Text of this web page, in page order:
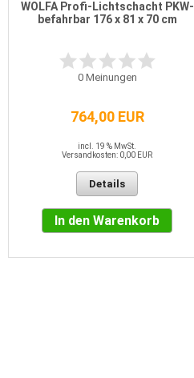
WOLFA Profi-Lichtschacht PKW-
befahrbar 176 x 81 x 70 cm
0Meinungen
764,00 EUR
incl. 19 % MwSt.
Versandkosten: 0,00 EUR
Details
In den Warenkorb